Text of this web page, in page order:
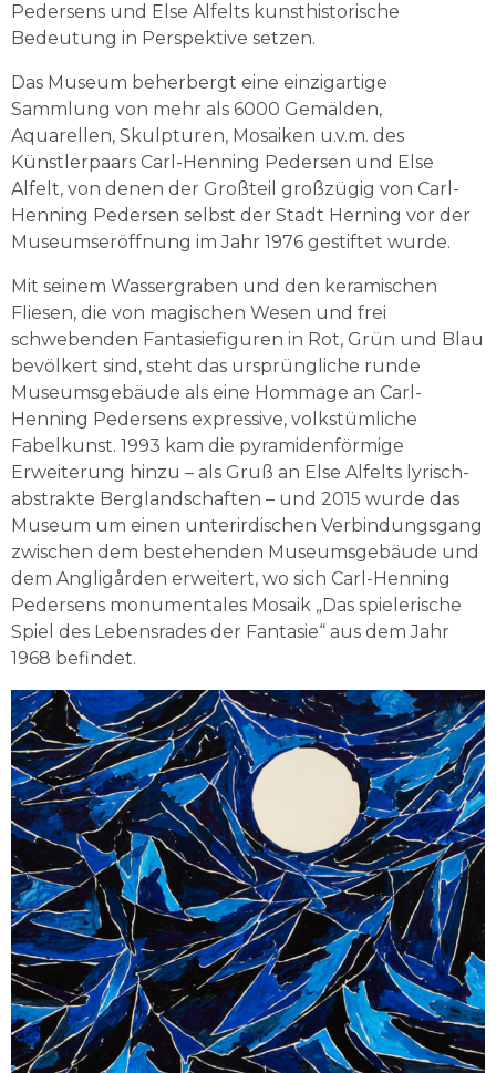
Pedersens und Else Alfelts kunsthistorische
Bedeutung in Perspektive setzen.
Das Museum beherbergt eine einzigartige
Sammlung von mehr als 6000 Gemälden,
Aquarellen, Skulpturen, Mosaiken u.v.m. des
Künstlerpaars Carl-Henning Pedersen und Else
Alfelt, von denen der Großteil großzügig von Carl-
Henning Pedersen selbst der Stadt Herning vor der
Museumseröffnung im Jahr 1976 gestiftet wurde.
Mit seinem Wassergraben und den keramischen
Fliesen, die von magischen Wesen und frei
schwebenden Fantasiefiguren in Rot, Grün und Blau
bevölkert sind, steht das ursprüngliche runde
Museumsgebäude als eine Hommage an Carl-
Henning Pedersens expressive, volkstümliche
Fabelkunst. 1993 kam die pyramidenförmige
Erweiterung hinzu – als Gruß an Else Alfelts lyrisch-
abstrakte Berglandschaften – und 2015 wurde das
Museum um einen unterirdischen Verbindungsgang
zwischen dem bestehenden Museumsgebäude und
dem Angligården erweitert, wo sich Carl-Henning
Pedersens monumentales Mosaik „Das spielerische
Spiel des Lebensrades der Fantasie“ aus dem Jahr
1968 befindet.